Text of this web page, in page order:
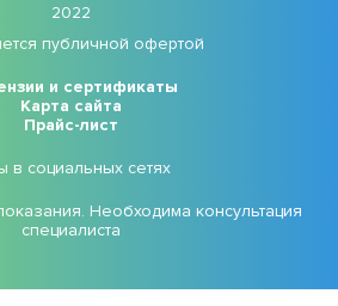
2022
публичной офертой
и сертификаты
Карта сайта
Прайс-лист
в социальных сетях
Необходима консультация
специалиста